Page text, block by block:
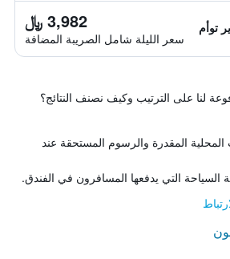
3,982 ﷼
سعر الليلة شامل الصريبة المضافة
لنا على الترتيب وكيف نصنف النتائج؟
المقدرة والرسوم المستحقة عند
السياحة التي يدفعها المسافرون في الفندق.